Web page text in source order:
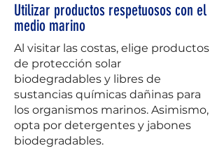
Utilizar productos respetuosos con el
medio marino
Al visitar las costas, elige productos
de protección solar
biodegradables y libres de
sustancias químicas dañinas para
los organismos marinos. Asimismo,
opta por detergentes y jabones
biodegradables.